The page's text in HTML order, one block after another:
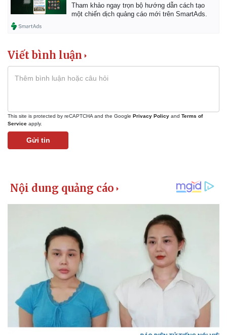
Tham khảo ngay trọn bộ hướng dẫn cách tạo
một chiến dịch quảng cáo mới trên SmartAds.
Viết bình luận
This site is protected by reCAPTCHA and the Google Privacy Policy and Terms of
Service apply.
Gửi tin